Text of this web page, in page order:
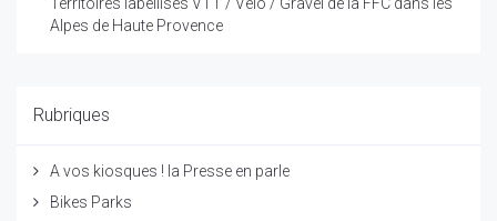
Alpes de Haute Provence
Rubriques
A vos kiosques ! la Presse en parle
Bikes Parks